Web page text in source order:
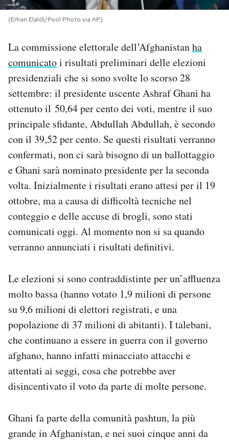
SHOP
CALENDARIO
Area Personale
Newsletter
Notifiche mobile
Regala il Post
Hai bisogno di aiuto?
Esci
(Erhan Elaldi/Pool Photo via AP)
La commissione elettorale dell’Afghanistanha
comunicatoi risultati preliminari delle elezioni
presidenziali che si sono svolte lo scorso 28
settembre: il presidente uscente Ashraf Ghani ha
ottenuto il 50,64 per cento dei voti, mentre il suo
principale sfidante, Abdullah Abdullah, è secondo
con il 39,52 per cento. Se questi risultati verranno
confermati, non ci sarà bisogno di un ballottaggio
e Ghani sarà nominato presidente per la seconda
volta. Inizialmente i risultati erano attesi per il 19
ottobre, ma a causa di difficoltà tecniche nel
conteggio e delle accuse di brogli, sono stati
comunicati oggi. Al momento non si sa quando
verranno annunciati i risultati definitivi.
Le elezioni si sono contraddistinte per un’affluenza
molto bassa (hanno votato 1,9 milioni di persone
su 9,6 milioni di elettori registrati, e una
popolazione di 37 milioni di abitanti). I talebani,
che continuano a essere in guerra con il governo
afghano, hanno infatti minacciato attacchi e
attentati ai seggi, cosa che potrebbe aver
disincentivato il voto da parte di molte persone.
Ghani fa parte della comunità pashtun, la più
grande in Afghanistan, e nei suoi cinque anni da